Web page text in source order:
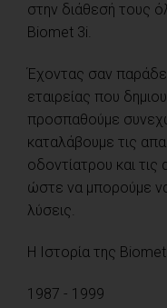
στην διάθεσή τους
Biomet 3i.
Έχοντας σαν
εταιρείας που
προσπαθούμε
καταλάβουμε τις
οδοντίατρου και
ώστε να μπορούμε
λύσεις.
Η Ιστορία της
1987 - 1999